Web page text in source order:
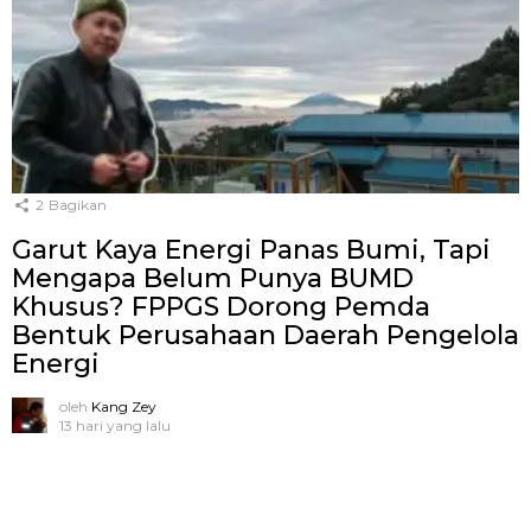
2 Bagikan
Garut Kaya Energi Panas Bumi, Tapi
Mengapa Belum Punya BUMD
Khusus? FPPGS Dorong Pemda
Bentuk Perusahaan Daerah Pengelola
Energi
oleh Kang Zey
13 hari yang lalu